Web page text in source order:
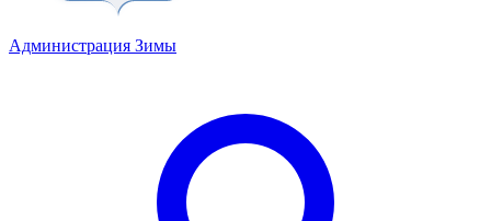
Администрация Зимы